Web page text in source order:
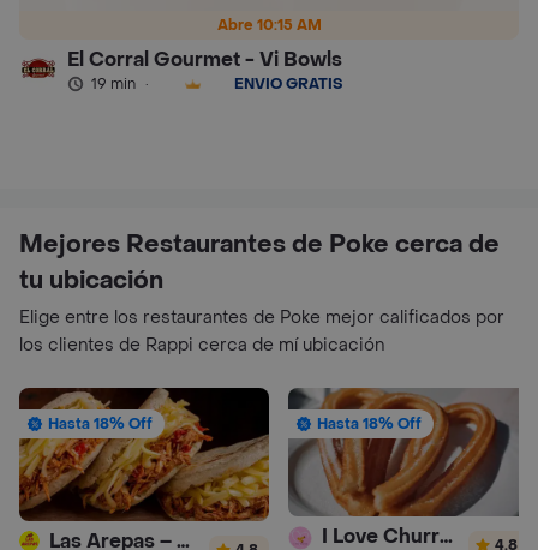
Abre 10:15 AM
El Corral Gourmet - Vi Bowls
19 min · ENVÍO GRATIS
Mejores Restaurantes de Poke cerca de
tu ubicación
Elige entre los restaurantes de Poke mejor calificados por
los clientes de Rappi cerca de mí ubicación
Hasta 18% Off
Las Arepas – Arepas Rellenas
Hasta 18% Off
I Love Churros 95 4.8